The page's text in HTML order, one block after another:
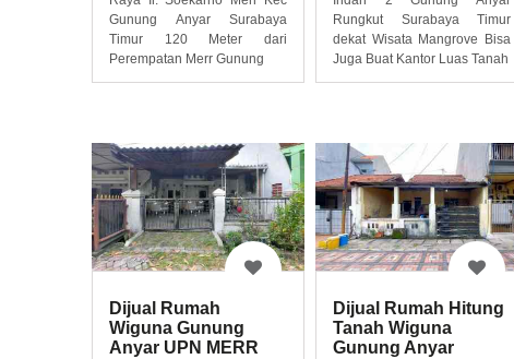
Gunung Anyar Surabaya
Timur 120 Meter dari
Perempatan Merr Gunung
Rungkut Surabaya Timur
dekat Wisata Mangrove Bisa
Juga Buat Kantor Luas Tanah
Dijual Rumah
Wiguna Gunung
Anyar UPN MERR
Dijual Rumah Hitung
Tanah Wiguna
Gunung Anyar